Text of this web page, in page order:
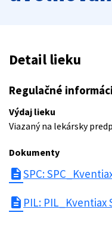
Detail lieku
Regulačné
Výdaj lieku
Viazaný na lekársky
Dokumenty
descriptionSPC:
description PIL: PIL_Kventiax